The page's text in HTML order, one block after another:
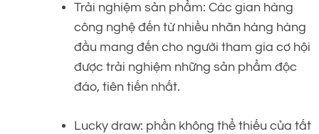
Trải nghiệm sản phẩm: Các gian hàng
công nghệ đến từ nhiều nhãn hàng hàng
đầu mang đến cho người tham gia cơ hội
được trải nghiệm những sản phẩm độc
đáo, tiên tiến nhất.
Lucky draw: phần không thể thiếu của tất